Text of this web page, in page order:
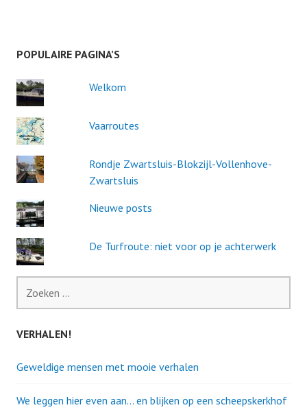
POPULAIRE PAGINA’S
Welkom
Vaarroutes
Rondje Zwartsluis-Blokzijl-Vollenhove-
Zwartsluis
Nieuwe posts
De Turfroute: niet voor op je achterwerk
naar:
VERHALEN!
Geweldige mensen met mooie verhalen
We leggen hier even aan… en blijken op een scheepskerkhof